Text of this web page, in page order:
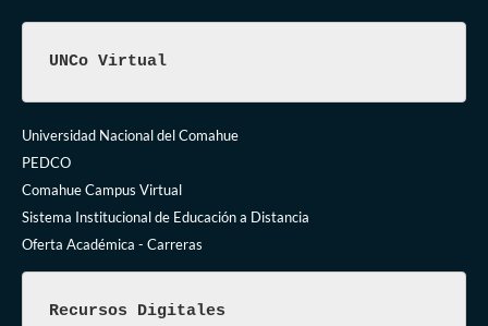
UNCo Virtual
Universidad Nacional del Comahue
PEDCO
Comahue Campus Virtual
Sistema Institucional de Educación a Distancia
Oferta Académica - Carreras
Recursos Digitales